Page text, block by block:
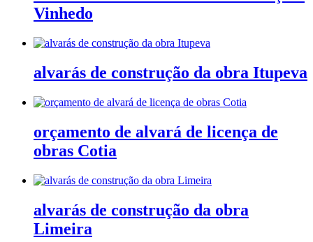
Vinhedo
alvarás de construção da obra Itupeva
orçamento de alvará de licença de
obras Cotia
alvarás de construção da obra
Limeira